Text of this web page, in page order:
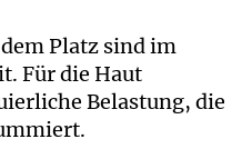
Platz sind im
Für die Haut
Belastung, die